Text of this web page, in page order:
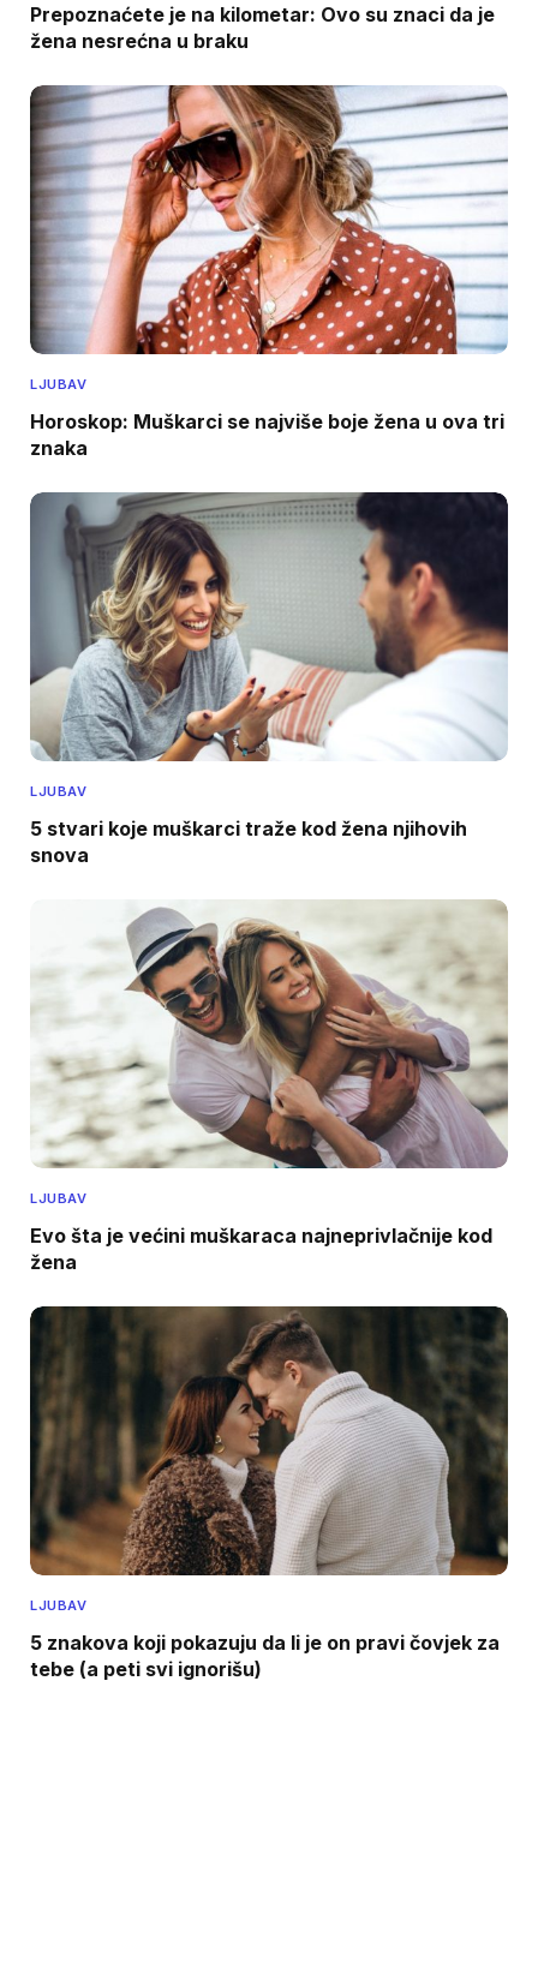
Prepoznaćete je na kilometar: Ovo su znaci da je
žena nesrećna u braku
LJUBAV
Horoskop: Muškarci se najviše boje žena u ova tri
znaka
LJUBAV
5 stvari koje muškarci traže kod žena njihovih
snova
LJUBAV
Evo šta je većini muškaraca najneprivlačnije kod
žena
LJUBAV
5 znakova koji pokazuju da li je on pravi čovjek za
tebe (a peti svi ignorišu)